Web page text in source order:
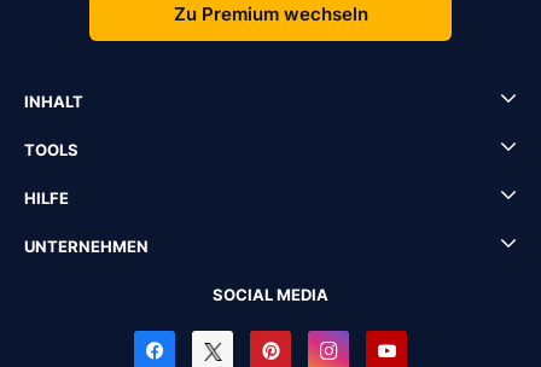
Zu Premium wechseln
INHALT
TOOLS
HILFE
UNTERNEHMEN
SOCIAL MEDIA